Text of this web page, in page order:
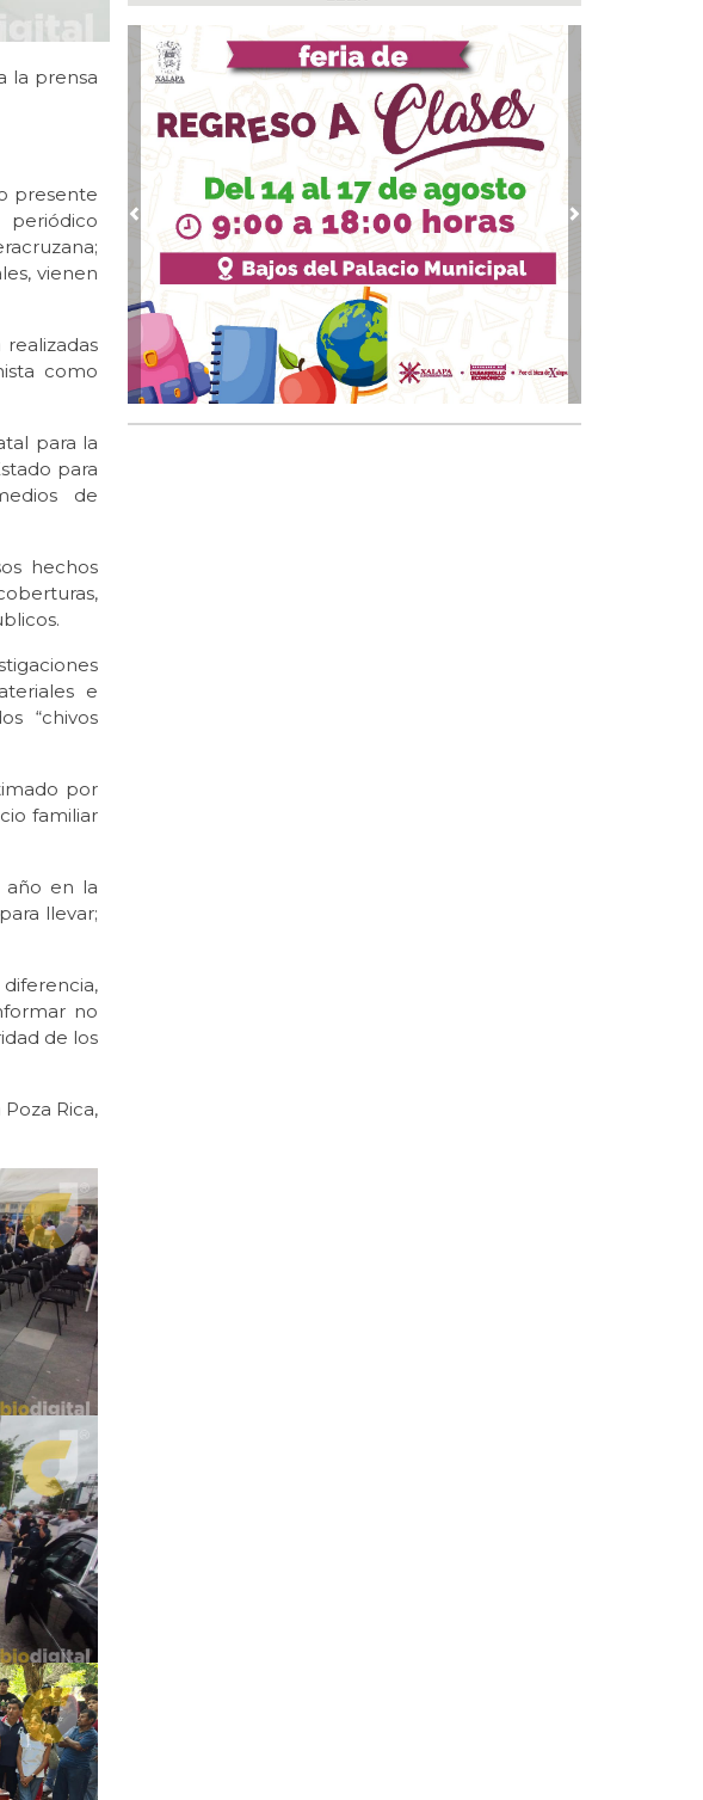
la prensa
presente
vienen
como
para la
para
de
hechos
e
“chivos
por
familiar
año en la
llevar;
no
de los
Rica,
teleradiocambiodigital festeja 17 años
Ago 06, 2026 / 18:00
Invita Ayuntamiento de Veracruz a disfrutar la
Temporada de Artes Veracruz “Escena Viva”
Ago 06, 2026 / 16:56
Gobierno de Boca del Río identifica puntos
críticos, exige a CAB soluciones definitivas a la
infraestructura hidráulica
Ago 06, 2026 / 15:53
Desfile de estrellas durante la alfombra roja en el
pre-estreno de “Loco México Mágico”
Ago 06, 2026 / 15:09
ADEEM Latina 2026 reunirá en Veracruz a los
grandes protagonistas del espectáculo mexicano
Garantiza Rosa María patrimonio de familias en
Previous Next